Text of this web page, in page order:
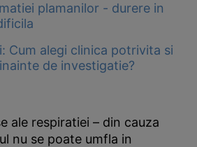
plamanilor - durere in
Cum alegi clinica potrivita si
de investigatie?
ale respiratiei – din cauza
nu se poate umfla in